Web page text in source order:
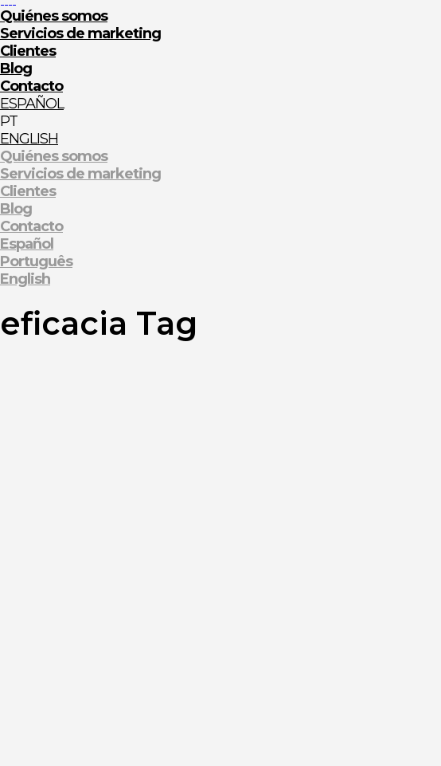
Quiénes somos
Servicios de marketing
Clientes
Blog
Contacto
ESPAÑOL
ENGLISH
Quiénes somos
Servicios de marketing
Clientes
Blog
Contacto
Español
Português
English
eficacia Tag